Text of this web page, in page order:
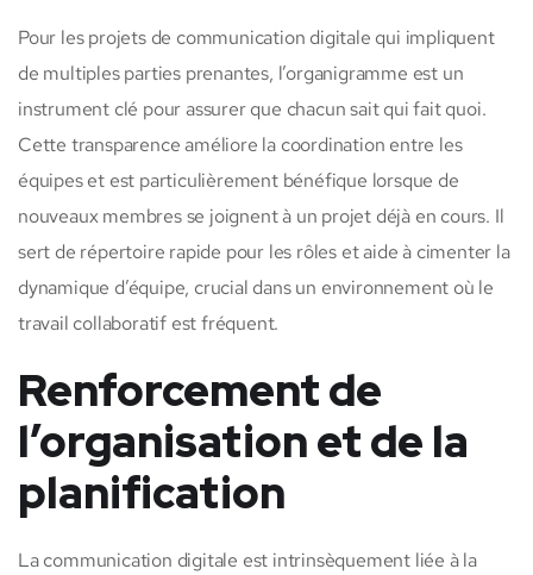
Pour les projets de communication digitale qui impliquent
de multiples parties prenantes, l’organigramme est un
instrument clé pour assurer que chacun sait qui fait quoi.
Cette transparence améliore la coordination entre les
équipes et est particulièrement bénéfique lorsque de
nouveaux membres se joignent à un projet déjà en cours. Il
sert de répertoire rapide pour les rôles et aide à cimenter la
dynamique d’équipe, crucial dans un environnement où le
travail collaboratif est fréquent.
Renforcement de
l’organisation et de la
planification
La communication digitale est intrinsèquement liée à la